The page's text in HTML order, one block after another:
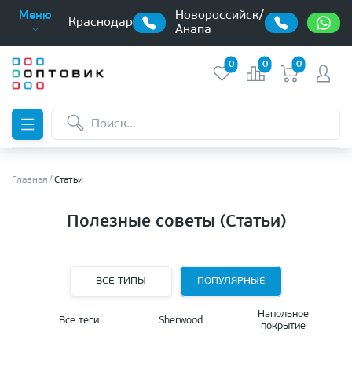
Меню
Краснодар
Новороссийск/
Анапа
0 0 0
Главная Статьи
Полезные советы (Статьи)
ВСЕ ТИПЫ ПОПУЛЯРНЫЕ
Все теги Sherwood
Напольное
покрытие